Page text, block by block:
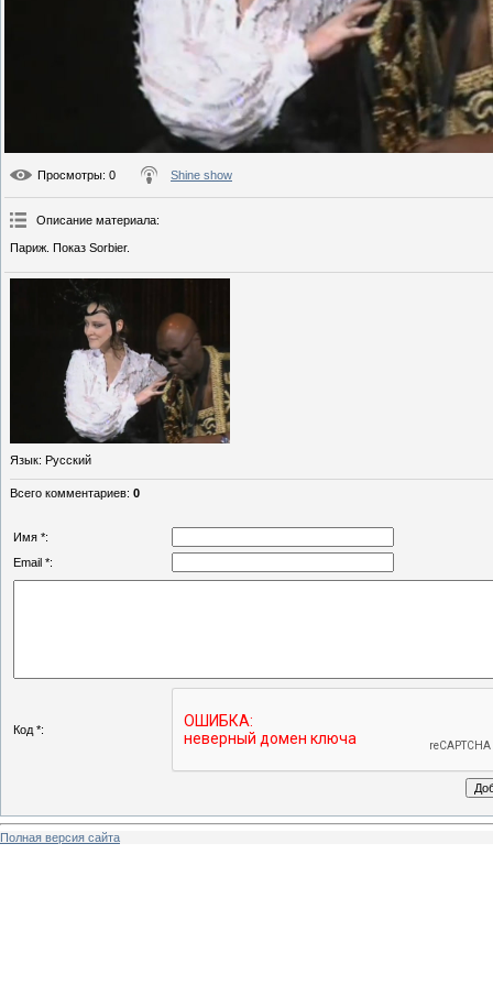
Просмотры: 0 Shine show
Описание материала:
Париж. Показ Sorbier.
Язык: Русский
Всего комментариев: 0
Имя *:
Email *:
Код *:
Полная версия сайта